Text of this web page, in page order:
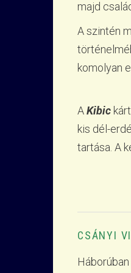
majd
A szintén
komolyan
AKibic
kis dél-
tartása. A
CSÁNYI